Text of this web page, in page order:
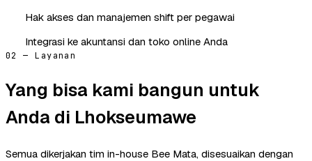
Hak akses dan manajemen shift per pegawai
Integrasi ke akuntansi dan toko online Anda
02 — Layanan
Yang bisa kami bangun untuk
Anda di Lhokseumawe
Semua dikerjakan tim in-house Bee Mata, disesuaikan dengan